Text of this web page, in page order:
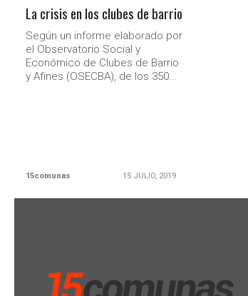
La crisis en los clubes de barrio
Según un informe elaborado por
el Observatorio Social y
Económico de Clubes de Barrio
y Afines (OSECBA), de los 350...
15comunas 15 JULIO, 2019